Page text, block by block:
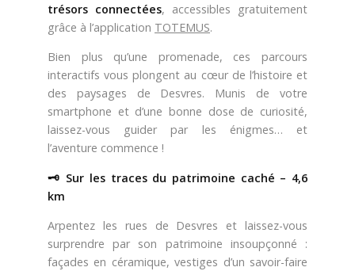
Telechargements
En famille
Amoureux d'Art
Gourmand
trésors connectées, accessibles gratuitement
grâce à l’application TOTEMUS.
Bien plus qu’une promenade, ces parcours
interactifs vous plongent au cœur de l’histoire et
des paysages de Desvres. Munis de votre
smartphone et d’une bonne dose de curiosité,
laissez-vous guider par les énigmes… et
l’aventure commence !
🗝️ Sur les traces du patrimoine caché – 4,6
km
Arpentez les rues de Desvres et laissez-vous
surprendre par son patrimoine insoupçonné :
façades en céramique, vestiges d’un savoir-faire